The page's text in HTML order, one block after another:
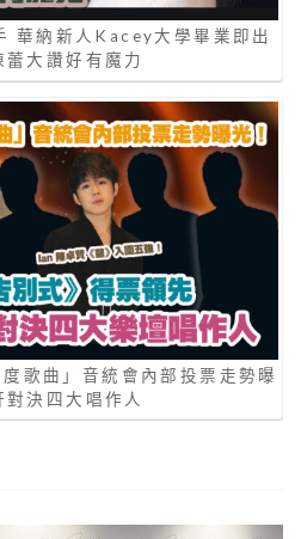
華納新人Kacey大學畢業即出
蕾大讚好有魔力
歌曲」音統會內部投票走勢曝
決四大唱作人